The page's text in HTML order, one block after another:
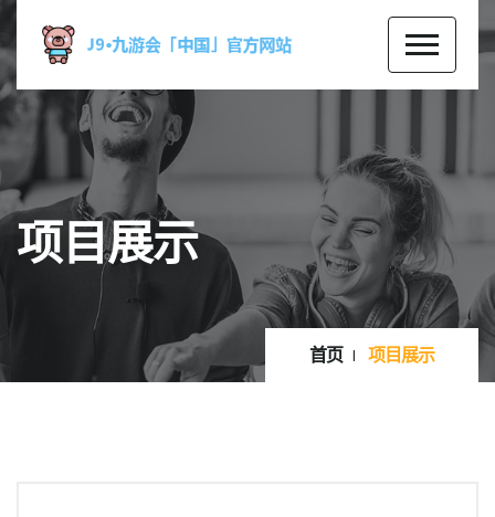
项目展示
首页 项目展示